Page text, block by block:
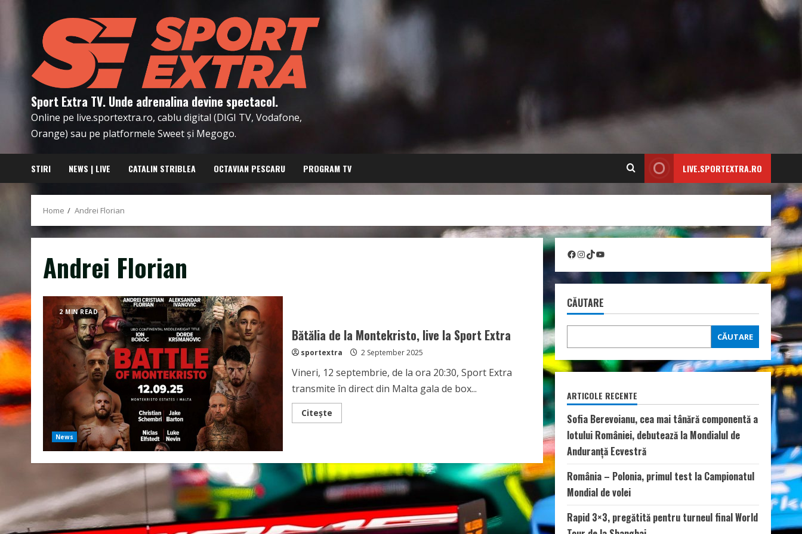
Sport Extra TV. Unde adrenalina devine spectacol.
Online pe live.sportextra.ro, cablu digital (DIGI TV, Vodafone,
Orange) sau pe platformele Sweet și Megogo.
STIRI NEWS | LIVE CATALIN STRIBLEA OCTAVIAN PESCARU PROGRAM TV LIVE.SPORTEXTRA.RO
Home Andrei Florian
Andrei Florian
2 MIN READ
News
Bătălia de la Montekristo, live la Sport Extra
sportextra 2 September 2025
Vineri, 12 septembrie, de la ora 20:30, Sport Extra
transmite în direct din Malta gala de box...
CiteșteRead
more
Montekristo,
live
la
Sport
Extra
Facebook
Instagram
TikTokYouTube
CĂUTARE
CĂUTARE
ARTICOLE RECENTE
Sofia Berevoianu, cea mai tânără componentă a
lotului României, debutează la Mondialul de
Anduranță Ecvestră
România – Polonia, primul test la Campionatul
Mondial de volei
Rapid 3×3, pregătită pentru turneul final World